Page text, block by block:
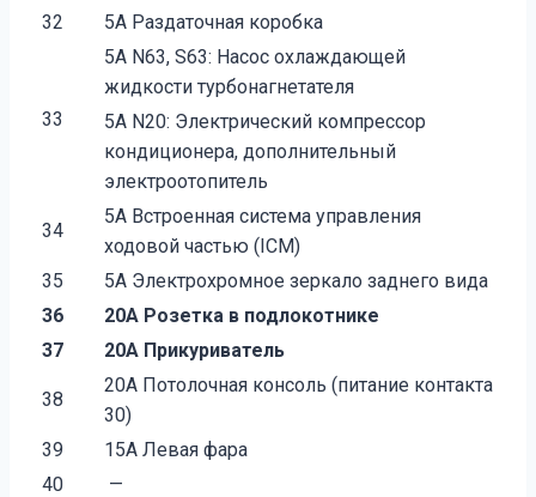
32
5A Раздаточная коробка
33
5A N63, S63: Насос охлаждающей
жидкости турбонагнетателя
5A N20: Электрический компрессор
кондиционера, дополнительный
электроотопитель
34
5A Встроенная система управления
ходовой частью (ICM)
35
5A Электрохромное зеркало заднего вида
36
20A Розетка в подлокотнике
37
20A Прикуриватель
38
20A Потолочная консоль (питание контакта
30)
39
15A Левая фара
40
—